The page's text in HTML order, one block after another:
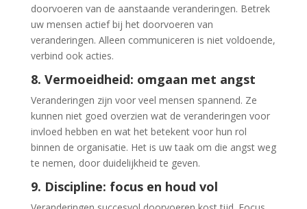
doorvoeren van de aanstaande veranderingen. Betrek
uw mensen actief bij het doorvoeren van
veranderingen. Alleen communiceren is niet voldoende,
verbind ook acties.
8. Vermoeidheid: omgaan met angst
Veranderingen zijn voor veel mensen spannend. Ze
kunnen niet goed overzien wat de veranderingen voor
invloed hebben en wat het betekent voor hun rol
binnen de organisatie. Het is uw taak om die angst weg
te nemen, door duidelijkheid te geven.
9. Discipline: focus en houd vol